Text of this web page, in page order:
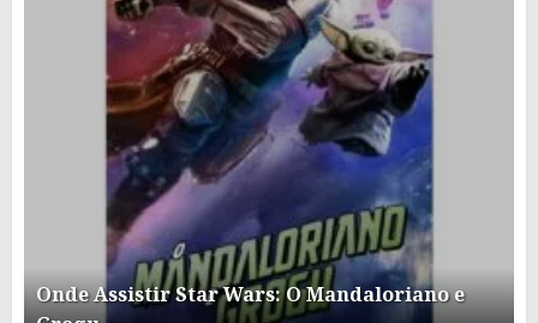
Onde Assistir Star Wars: O Mandaloriano e